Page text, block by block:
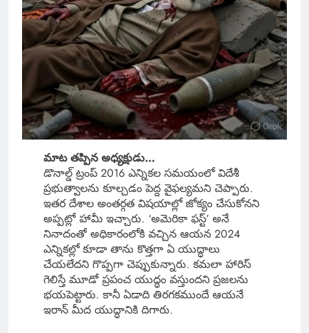
మాట తప్పిన అధ్యక్షుడు…
డొనాల్డ్ ట్రంప్ 2016 ఎన్నికల సమయంలో విదేశీ
ప్రభుత్వాలను కూల్చడం పెద్ద వైఫల్యమని చెప్పారు.
ఇతర దేశాల అంతర్గత విషయాల్లో జోక్యం చేసుకోనని
అప్పట్లో హామీ ఇచ్చారు. ‘అమెరికా ఫస్ట్’ అనే
నినాదంతో అధికారంలోకి వచ్చిన ఆయన 2024
ఎన్నికల్లో కూడా తాను కొత్తగా ఏ యుద్ధాలు
చేయలేదని గొప్పగా చెప్పుకున్నారు. కమలా హారిస్
గెలిస్తే మూడో ప్రపంచ యుద్ధం వస్తుందని ప్రజలను
భయపెట్టారు. కానీ ఏడాది తిరగకముందే ఆయనే
ఇరాన్ మీద యుద్ధానికి దిగారు.